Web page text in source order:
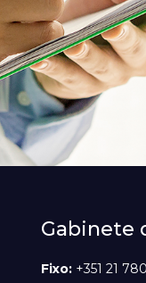
Gabinete
Fixo:+351 21